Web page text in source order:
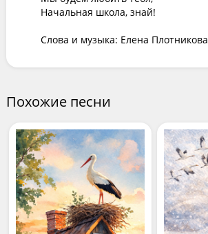
Начальная школа, знай!
Слова и музыка: Елена Плотникова
Похожие песни